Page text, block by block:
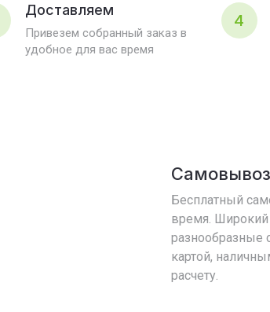
Доставляем
Привезем собранный заказ в
удобное для вас время
4
Самовывоз
Бесплатный
время. Широкий
разнообразные
картой,
расчету.